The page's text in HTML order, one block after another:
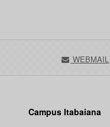
WEBMAIL
Campus Itabaiana